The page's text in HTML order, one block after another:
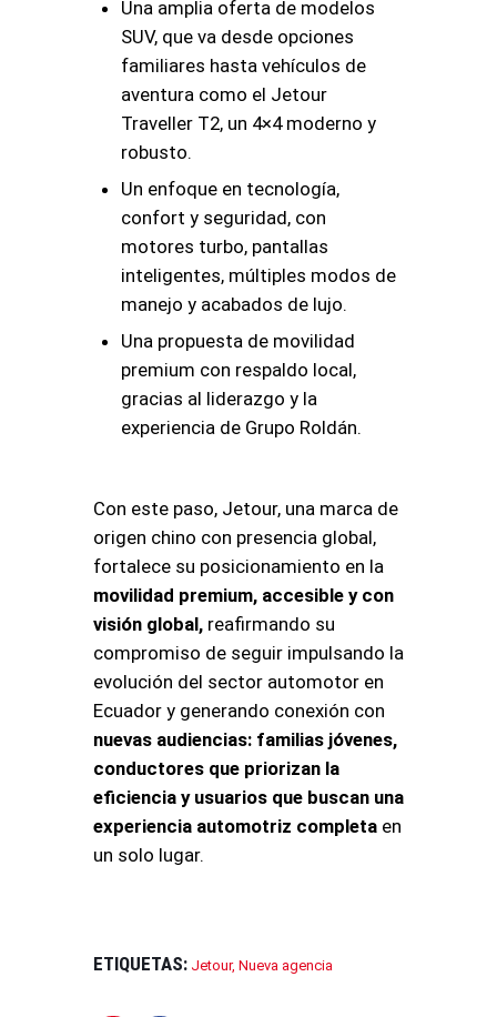
Una amplia oferta de modelos
SUV, que va desde opciones
familiares hasta vehículos de
aventura como el Jetour
Traveller T2, un 4×4 moderno y
robusto.
Un enfoque en tecnología,
confort y seguridad, con
motores turbo, pantallas
inteligentes, múltiples modos de
manejo y acabados de lujo.
Una propuesta de movilidad
premium con respaldo local,
gracias al liderazgo y la
experiencia de Grupo Roldán.
Con este paso, Jetour, una marca de
origen chino con presencia global,
fortalece su posicionamiento en la
movilidad premium, accesible y con
visión global, reafirmando su
compromiso de seguir impulsando la
evolución del sector automotor en
Ecuador y generando conexión con
nuevas audiencias: familias jóvenes,
conductores que priorizan la
eficiencia y usuarios que buscan una
experiencia automotriz completa en
un solo lugar.
ETIQUETAS: Jetour, Nueva agencia